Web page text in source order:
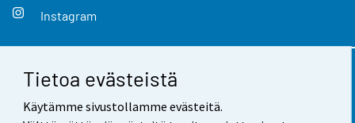
Tietoa evästeistä
Käytämme sivustollamme evästeitä.
Instagram
Yhteystiedot
Palaute